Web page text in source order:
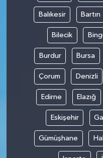
Balıkesir Bartın
Bilecik
Burdur Bursa
Çorum Denizli
Edirne Elazığ
Eskişehir
Gümüşhane